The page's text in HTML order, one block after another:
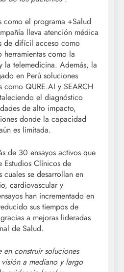
como el programa +Salud
lleva atención médica
de difícil acceso como
como la
la telemedicina. Además, la
en Perú soluciones
QURE.AI y SEARCH
el diagnóstico
de alto impacto,
donde la capacidad
es limitada.
de 30 ensayos activos que
Clínicos de
cuales se desarrollan en
cardiovascular y
han incrementado en
sus tiempos de
a mejoras lideradas
de Salud.
en construir soluciones
a mediano y largo